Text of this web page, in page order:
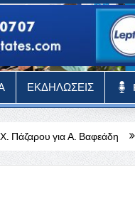
ΕΚΔΗΛΩΣΕΙΣ
Κλειστή η Στέγη